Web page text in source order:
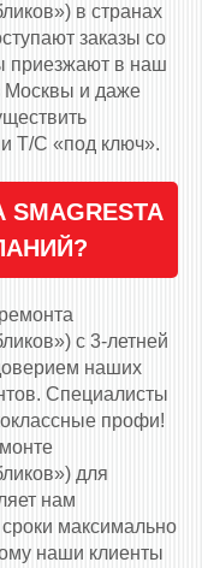
в странах
заказы со
приезжают в наш
Москвы и даже
Т/С «под ключ».
с 3-летней
наших
Специалисты
профи!
для
нам
максимально
наши клиенты